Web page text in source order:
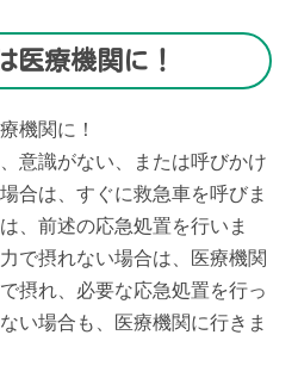
医療機関に！
意識がない、または呼びかけ
合は、すぐに救急車を呼びま
、前述の応急処置を行いま
で摂れない場合は、医療機関
摂れ、必要な応急処置を行っ
い場合も、医療機関に行きま